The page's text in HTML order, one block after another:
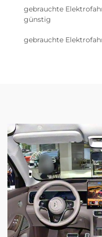
gebrauchte
günstig
gebrauchte